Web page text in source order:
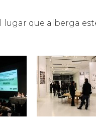
lugar que alberga